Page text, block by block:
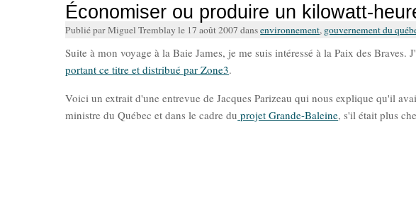
Économiser ou produire un kilowatt-
Publié par Miguel Tremblay le 17 août 2007 dansenvironnement, gouvernement du
Suite à mon voyage à la Baie James, je me suis intéressé à la Paix des Braves.
portant ce titre et distribué par Zone3.
Voici un extrait d'une entrevue de Jacques Parizeau qui nous explique qu'il
ministre du Québec et dans le cadre du projet Grande-Baleine, s'il était plus